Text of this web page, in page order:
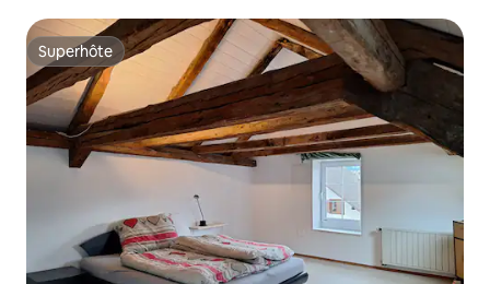
Superhôte
Superhôte